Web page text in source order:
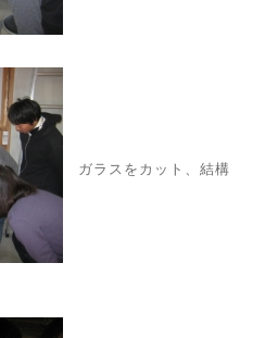
ガラスをカット、結構